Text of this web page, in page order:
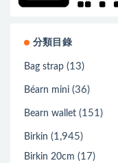
分類目錄
Bag strap (13)
Béarn mini (36)
Bearn wallet (151)
Birkin (1,945)
Birkin 20cm (17)